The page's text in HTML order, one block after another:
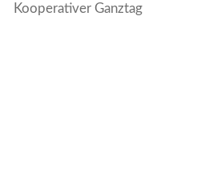
Kooperativer Ganztag